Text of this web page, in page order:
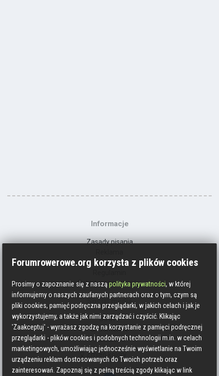
Informacje
Zasady pisania
Kontakt
Polityka prywatności
Social media
Strava
Endomondo
Facebook
Zmień kolory
Forumrowerowe.org korzysta z plików cookies
Prosimy o zapoznanie się z nasząpolityka prywatności, w której
informujemy o naszych zaufanych partnerach oraz o tym, czym są
pliki cookies, pamięć podręczna przeglądarki, w jakich celach i jak je
wykorzystujemy, a także jak nimi zarządzać i czyścić. Klikając
'Zaakceptuj' - wyrażasz zgodzę na korzystanie z pamięci podręcznej
przeglądarki - plików cookies i podobnych technologii m.in. w celach
marketingowych, umożliwiając jednocześnie wyświetlanie na Twoim
urządzeniu reklam dostosowanych do Twoich potrzeb oraz
zainteresowań. Zapoznaj się z pełną treścią zgody klikając w link